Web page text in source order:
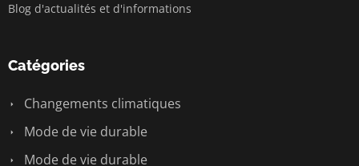
Blog d'actualités et d'informations
Catégories
Changements climatiques
Mode de vie durable
Mode de vie durable